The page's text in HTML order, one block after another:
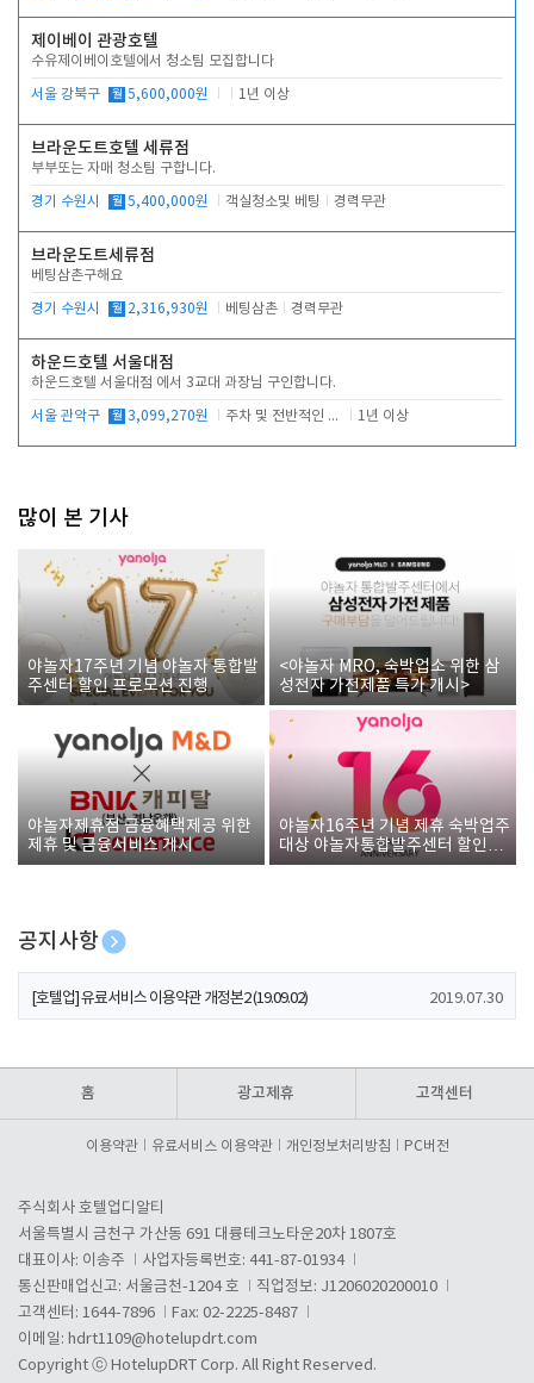
제이베이 관광호텔
수유제이베이호텔에서 청소팀 모집합니다
서울 강북구 월 5,600,000원 1년 이상
브라운도트호텔 세류점
부부또는 자매 청소팀 구합니다.
경기 수원시 월 5,400,000원 객실청소및 베팅 경력무관
브라운도트세류점
베팅삼촌구해요
경기 수원시 월 2,316,930원 베팅삼촌 경력무관
하운드호텔 서울대점
하운드호텔 서울대점 에서 3교대 과장님 구인합니다.
서울 관악구 월 3,099,270원 주차 및 전반적인 당번업무 1년 이상
많이 본 기사
야놀자17주년 기념 야놀자 통합발
주센터 할인 프로모션 진행
<야놀자 MRO, 숙박업소 위한 삼
성전자 가전제품 특가 개시>
야놀자제휴점 금융혜택제공 위한
제휴 및 금융서비스 게시
야놀자16주년 기념 제휴 숙박업주
대상 야놀자통합발주센터 할인쿠
폰 증정
공지사항
[호텔업] 개인정보 처리방침 개정본1 (19.09.02)
[호텔업] 유료서비스 이용약관 개정본2 (19.09.02) 2019.07.30
홈 광고제휴 고객센터
이용약관 유료서비스 이용약관 개인정보처리방침 PC버전
주식회사 호텔업디알티
서울특별시 금천구 가산동 691 대륭테크노타운20차 1807호
대표이사: 이송주
사업자등록번호: 441-87-01934
통신판매업신고: 서울금천-1204 호
직업정보: J1206020200010
고객센터: 1644-7896
Fax: 02-2225-8487
이메일: hdrt1109@hotelupdrt.com
Copyright ⓒ HotelupDRT Corp. All Right Reserved.